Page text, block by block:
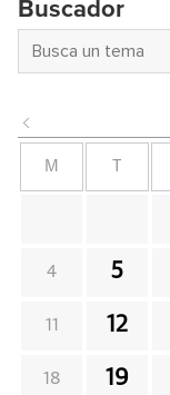
Buscador
M
4 5
11 12
18 19